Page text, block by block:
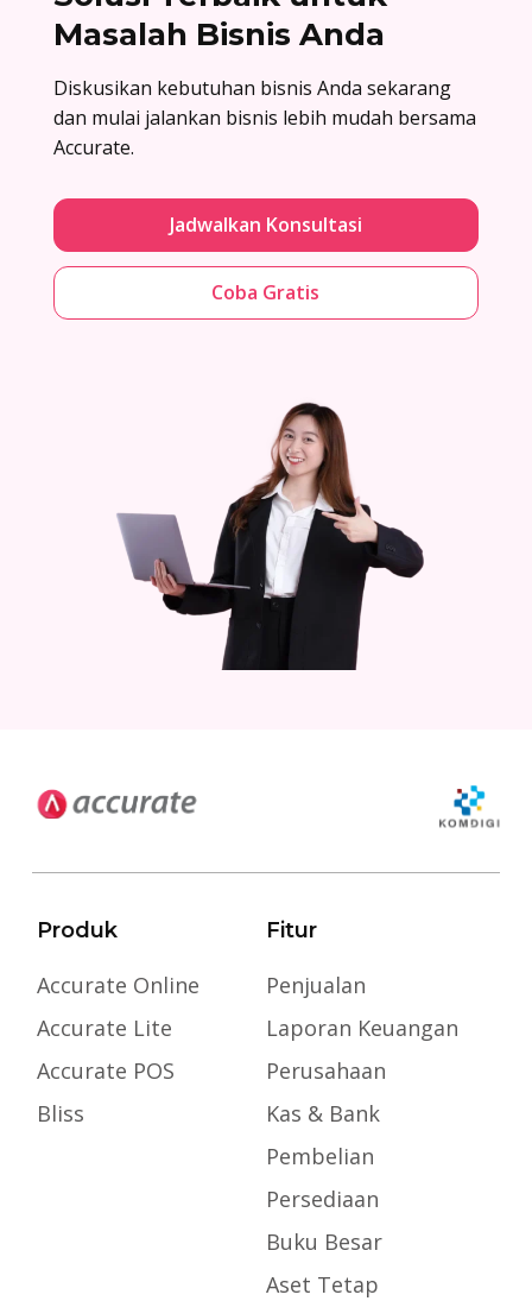
Masalah Bisnis Anda
Diskusikan kebutuhan bisnis Anda sekarang
dan mulai jalankan bisnis lebih mudah bersama
Accurate.
Jadwalkan Konsultasi
Coba Gratis
Produk
Accurate Online
Accurate Lite
Accurate POS
Bliss
Fitur
Penjualan
Laporan Keuangan
Perusahaan
Kas & Bank
Pembelian
Persediaan
Buku Besar
Aset Tetap